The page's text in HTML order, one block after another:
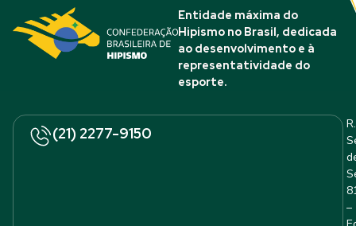
Entidade máxima do
Hipismo no Brasil, dedicada
ao desenvolvimento e à
representatividade do
esporte.
(21) 2277-9150
R.
–